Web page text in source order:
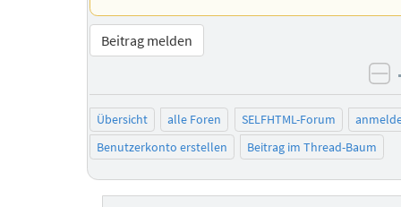
Beitrag melden
Übersicht alle Foren SELFHTML-Forum
Benutzerkonto erstellen
Beitrag im Thread-Baum